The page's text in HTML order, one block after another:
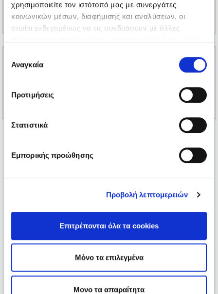
χρησιμοποιείτε τον ιστότοπό μας με συνεργάτες
κοινωνικών μέσων, διαφήμισης και αναλύσεων, οι
οποίοι ενδεχομένως να τις συνδυάσουν με άλλες
των υπηρεσιών τους.
συγκατάθεσης
Αναγκαία
Προτιμήσεις
Στατιστικά
Εμπορικής προώθησης
Προβολή λεπτομερειών
Επιτρέπονται όλα τα cookies
Μόνο τα επιλεγμένα
Μονο τα απαραίτητα